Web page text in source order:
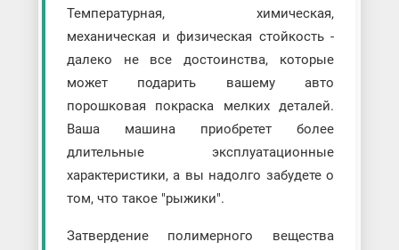
Температурная, химическая,
механическая и физическая стойкость -
далеко не все достоинства, которые
может подарить вашему авто
порошковая покраска мелких деталей.
Ваша машина приобретет более
длительные эксплуатационные
характеристики, а вы надолго забудете о
том, что такое "рыжики".
Затвердение полимерного вещества